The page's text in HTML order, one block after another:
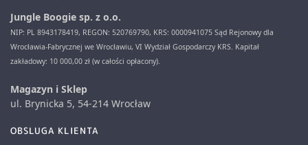
Jungle Boogie sp. z o.o.
NIP: PL 8943178419, REGON: 520769790, KRS: 0000941075 Sąd Rejonowy dla
Wrocławia-Fabrycznej we Wrocławiu, VI Wydział Gospodarczy KRS. Kapitał
zakładowy: 10 000,00 zł (w całości opłacony).
Magazyn i Sklep
ul. Brynicka 5, 54-214 Wrocław
OBSLUGA KLIENTA